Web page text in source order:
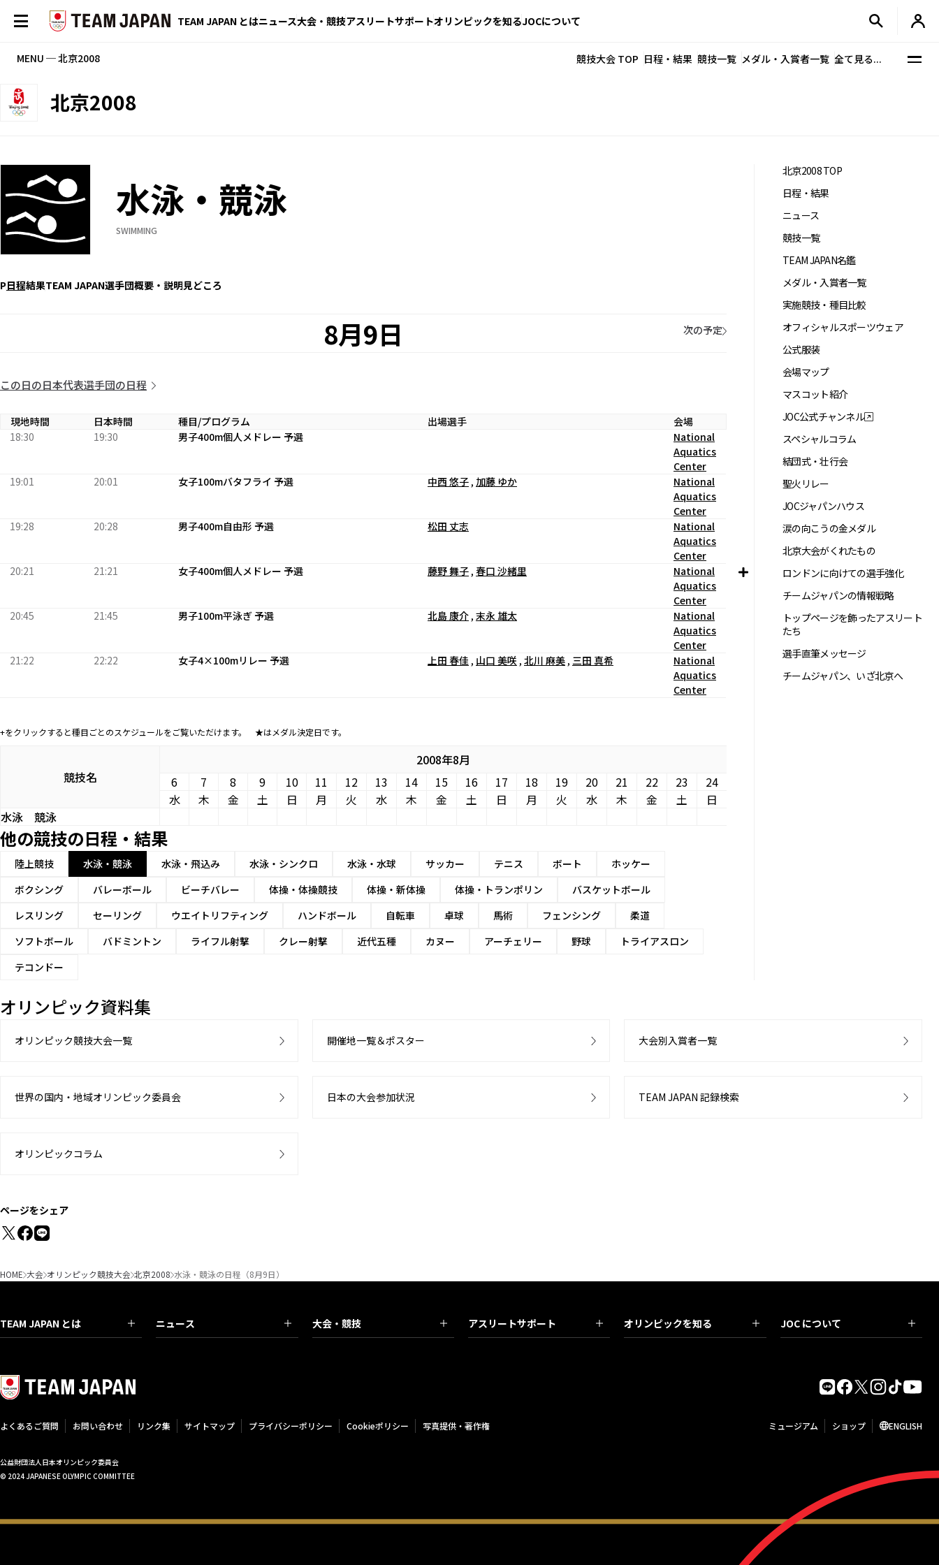
TEAM JAPAN とはニュース大会・競技アスリートサポートオリンピックを知るJOCについて
MENU ─ 北京2008 競技大会 TOP 日程・結果 競技一覧 メダル・入賞者一覧 全て見る...
北京2008
水泳・競泳
SWIMMING
日程結果TEAM JAPAN選手団概要・説明見どころ
8月9日 次の予定
この日の日本代表選手団の日程
現地時間 日本時間 種目/プログラム 出場選手
会場
18:30
19:30 男子400m個人メドレー 予選
National
Aquatics
Center
19:01
20:01 女子100mバタフライ 予選 中西 悠子 , 加藤 ゆか
National
Aquatics
Center
19:28
20:28 男子400m自由形 予選 松田 丈志
National
Aquatics
Center
20:21
21:21 女子400m個人メドレー 予選 藤野 舞子 , 春口 沙緒里
National
Aquatics
Center
20:45
21:45 男子100m平泳ぎ 予選 北島 康介 , 末永 雄太
National
Aquatics
Center
21:22
22:22 女子4×100mリレー 予選 上田 春佳 , 山口 美咲 , 北川 麻美 , 三田 真希
National
Aquatics
Center
+をクリックすると種目ごとのスケジュールをご覧いただけます。 ★はメダル決定日です。
競技名
2008年8月
6
7 8 9 10 11 12 13 14 15 16 17 18 19 20 21 22 23
24
水
木 金 土 日 月 火 水 木 金 土 日 月 火 水 木 金 土
日
水泳 競泳
他の競技の日程・結果
陸上競技 水泳・競泳 水泳・飛込み 水泳・シンクロ 水泳・水球 サッカー テニス ボート
ホッケー
ボクシング
バレーボール ビーチバレー 体操・体操競技 体操・新体操 体操・トランポリン
バスケットボール
レスリング
セーリング ウエイトリフティング ハンドボール 自転車 卓球 馬術 フェンシング
柔道
ソフトボール
バドミントン ライフル射撃 クレー射撃 近代五種 カヌー アーチェリー 野球
トライアスロン
テコンドー
北京2008 TOP
日程・結果
ニュース
競技一覧
TEAM JAPAN名鑑
メダル・入賞者一覧
実施競技・種目比較
オフィシャルスポーツウェア
公式服装
会場マップ
マスコット紹介
JOC公式チャンネル
スペシャルコラム
結団式・壮行会
聖火リレー
JOCジャパンハウス
涙の向こうの金メダル
北京大会がくれたもの
ロンドンに向けての選手強化
チームジャパンの情報戦略
トップページを飾ったアスリート
たち
選手直筆メッセージ
チームジャパン、いざ北京へ
オリンピック資料集
オリンピック競技大会一覧 開催地一覧＆ポスター 大会別入賞者一覧
世界の国内・地域オリンピック委員会 日本の大会参加状況 TEAM JAPAN 記録検索
オリンピックコラム
ページをシェア
HOME 大会 オリンピック競技大会 北京2008 水泳・競泳の日程（8月9日）
TEAM JAPAN とは ニュース 大会・競技 アスリートサポート オリンピックを知る JOC について
よくあるご質問 お問い合わせ リンク集 サイトマップ プライバシーポリシー Cookieポリシー 写真提供・著作権 ミュージアム ショップ ENGLISH
公益財団法人日本オリンピック委員会
© 2024 JAPANESE OLYMPIC COMMITTEE